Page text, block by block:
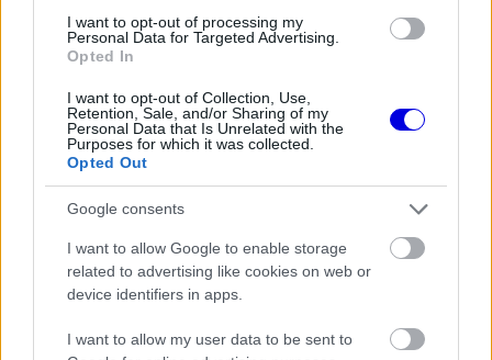
I want to opt-out of processing my
Personal Data for Targeted Advertising.
Opted In
I want to opt-out of Collection, Use,
Retention, Sale, and/or Sharing of my
Personal Data that Is Unrelated with the
Purposes for which it was collected.
Opted Out
Google consents
I want to allow Google to enable storage
related to advertising like cookies on web or
device identifiers in apps.
I want to allow my user data to be sent to
2028-tól
FORMA-1
A McLaren korábbi szerelője
kitálalt Hamilton F1-es
debütálásáról
Döbbenetes adatgyűjtéssel
döntött a Ferrari Sainz és Ricciardo
között